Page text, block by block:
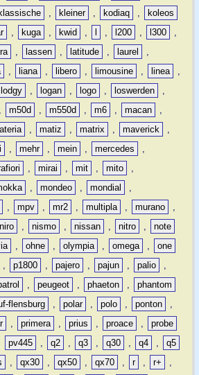
klassische , kleiner , kodiaq ,
koleos
, kuga , kwid , , l200 , l300
,
, lassen , latitude , laurel
,
, liana , libero , limousine , linea
,
lodgy , logan , logo , loswerden
,
, m50d , m550d , m6 , macan
,
, matiz , matrix , maverick
,
, mehr , mein , mercedes
,
, mirai , mit , mito
,
, mondeo , mondial
,
, mpv , mr2 , multipla , murano
,
niro , nismo , nissan , nitro ,
note
, ohne , olympia , omega ,
one
, p1800 , pajero , pajun , palio
,
, peugeot , phaeton ,
phantom
flensburg , polar , polo , ponton
,
, primera , prius , proace ,
probe
pv445 , q2 , q3 , q30 , q4 ,
q5
, qx30 , qx50 , qx70 , r , r+
,